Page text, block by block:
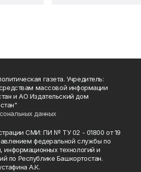
газета. Учредитель:
массовой информации
и АО Издательский дом
данных
СМИ: ПИ № ТУ 02 - 01800 от 19
федеральной службы по
информационных технологий и
по Республике Башкортостан.
А.К.